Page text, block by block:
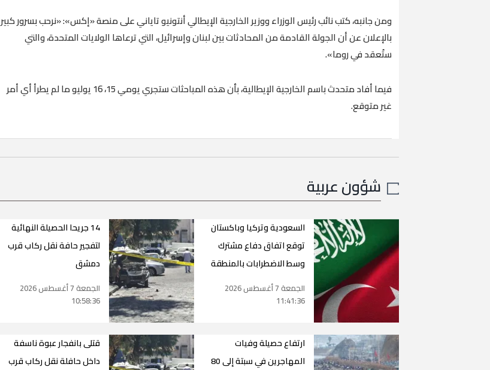
ومن جانبه، كتب نائب رئيس الوزراء ووزير الخارجية الإيطالي أنتونيو تاياني على منصة «إكس»: «نرحب بسرور كبير
بالإعلان عن أن الجولة القادمة من المحادثات بين لبنان وإسرائيل، التي ترعاها الولايات المتحدة، والتي
ستُعقد في روما».
فيما أفاد متحدث باسم الخارجية الإيطالية، بأن هذه المباحثات ستجري يومي 15، 16 يوليو ما لم يطرأ أي أمر
غير متوقع.
شؤون عربية
السعودية وتركيا وباكستان
توقع اتفاق دفاع مشترك
وسط الاضطرابات بالمنطقة
الجمعة 7 أغسطس 2026
11:41:36
14 جريحا الحصيلة النهائية
لتفجير حافة نقل ركاب قرب
دمشق
الجمعة 7 أغسطس 2026
10:58:36
ارتفاع حصيلة وفيات
المهاجرين في سبتة إلى 80
قتلى بانفجار عبوة ناسفة
داخل حافلة نقل ركاب قرب